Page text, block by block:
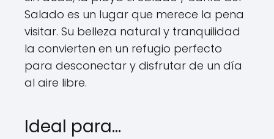
Salado es un lugar que merece la pena
visitar. Su belleza natural y tranquilidad
la convierten en un refugio perfecto
para desconectar y disfrutar de un día
al aire libre.
Ideal para…